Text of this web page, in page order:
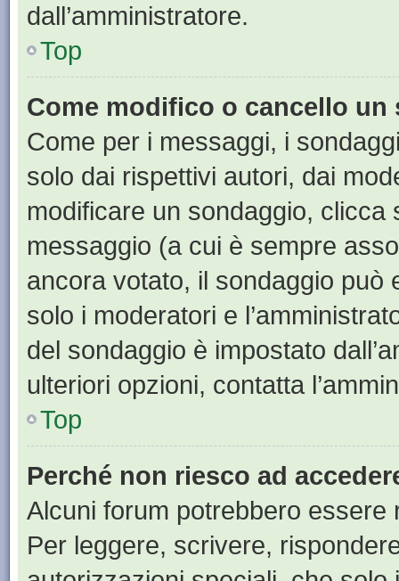
dall’amministratore.
Top
Come modifico o cancello un
Come per i messaggi, i
solo dai rispettivi autori, dai
modificare un sondaggio,
messaggio (a cui è sempre
ancora votato, il sondaggio può
solo i moderatori e
del sondaggio è impostato
ulteriori opzioni, contatta
Top
Perché non riesco ad
Alcuni forum potrebbero
Per leggere, scrivere,